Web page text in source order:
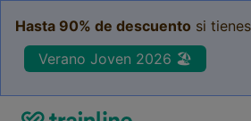
Hasta 90% de descuento si
Verano Joven 2026 🏖️